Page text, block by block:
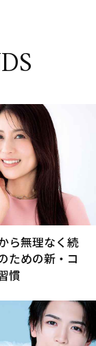
ら無理なく続
ための新・コ
慣